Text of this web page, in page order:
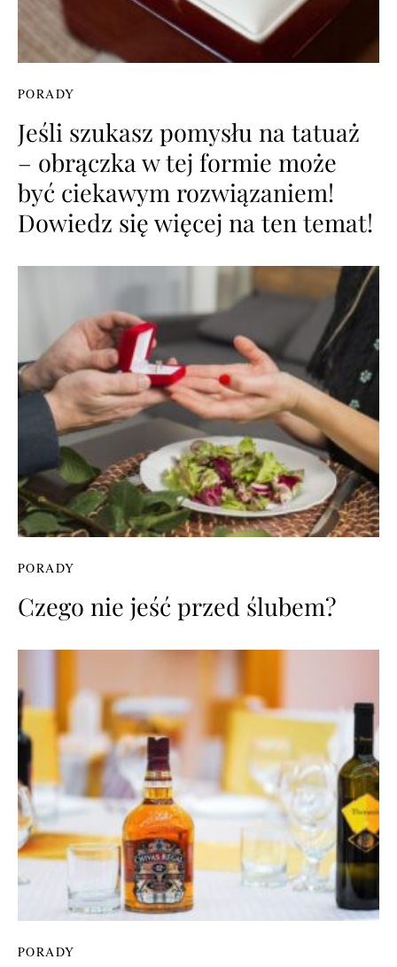
PORADY
Jeśli szukasz pomysłu na tatuaż
– obrączka w tej formie może
być ciekawym rozwiązaniem!
Dowiedz się więcej na ten temat!
PORADY
Czego nie jeść przed ślubem?
PORADY